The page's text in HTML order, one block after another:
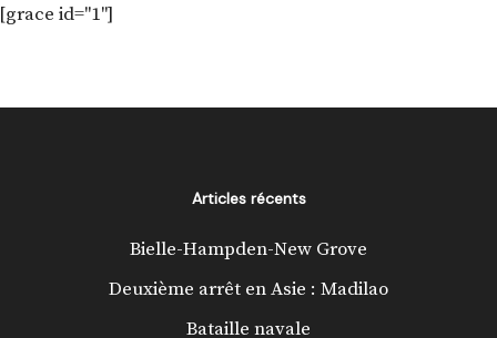
[grace id="1"]
Articles récents
Bielle-Hampden-New Grove
Deuxième arrêt en Asie : Madilao
Bataille navale